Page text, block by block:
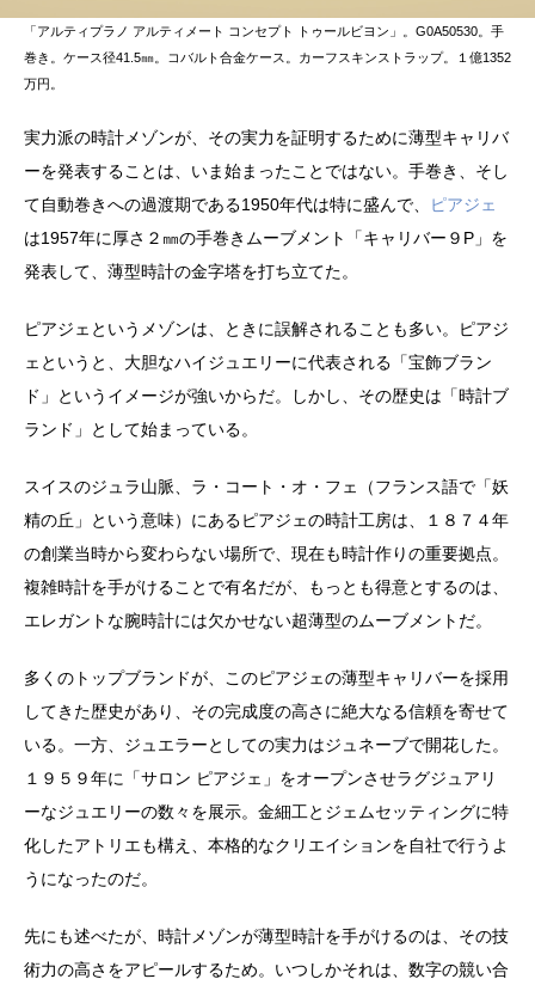
「アルティプラノ アルティメート コンセプト トゥールビヨン」。G0A50530。手
巻き。ケース径41.5㎜。コバルト合金ケース。カーフスキンストラップ。１億1352
万円。
実力派の時計メゾンが、その実力を証明するために薄型キャリバ
ーを発表することは、いま始まったことではない。手巻き、そし
て自動巻きへの過渡期である1950年代は特に盛んで、
ピアジェ
は1957年に厚さ２㎜の手巻きムーブメント「キャリバー９P」を
発表して、薄型時計の金字塔を打ち立てた。
ピアジェというメゾンは、ときに誤解されることも多い。ピアジ
ェというと、大胆なハイジュエリーに代表される「宝飾ブラン
ド」というイメージが強いからだ。しかし、その歴史は「時計ブ
ランド」として始まっている。
スイスのジュラ山脈、ラ・コート・オ・フェ（フランス語で「妖
精の丘」という意味）にあるピアジェの時計工房は、１８７４年
の創業当時から変わらない場所で、現在も時計作りの重要拠点。
複雑時計を手がけることで有名だが、もっとも得意とするのは、
エレガントな腕時計には欠かせない超薄型のムーブメントだ。
多くのトップブランドが、このピアジェの薄型キャリバーを採用
してきた歴史があり、その完成度の高さに絶大なる信頼を寄せて
いる。一方、ジュエラーとしての実力はジュネーブで開花した。
１９５９年に「サロン ピアジェ」をオープンさせラグジュアリ
ーなジュエリーの数々を展示。金細工とジェムセッティングに特
化したアトリエも構え、本格的なクリエイションを自社で行うよ
うになったのだ。
先にも述べたが、時計メゾンが薄型時計を手がけるのは、その技
術力の高さをアピールするため。いつしかそれは、数字の競い合